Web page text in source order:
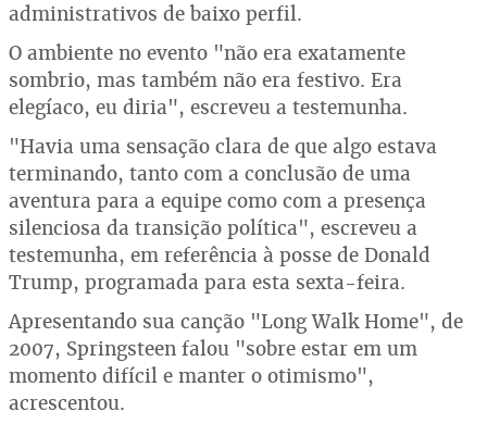
administrativos de baixo perfil.
O ambiente no evento "não era exatamente
sombrio, mas também não era festivo. Era
elegíaco, eu diria", escreveu a testemunha.
"Havia uma sensação clara de que algo estava
terminando, tanto com a conclusão de uma
aventura para a equipe como com a presença
silenciosa da transição política", escreveu a
testemunha, em referência à posse de Donald
Trump, programada para esta sexta-feira.
Apresentando sua canção "Long Walk Home", de
2007, Springsteen falou "sobre estar em um
momento difícil e manter o otimismo",
acrescentou.